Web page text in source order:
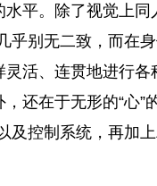
水平。除了视觉上同
别无二致，而在
活、连贯地进行
还在于无形的“心
及控制系统，再加